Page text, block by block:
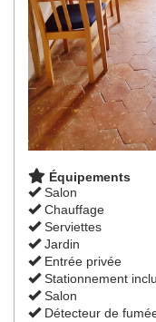
Équipements
Salon
Chauffage
Serviettes
Jardin
Entrée privée
Stationnement
Salon
Détecteur de